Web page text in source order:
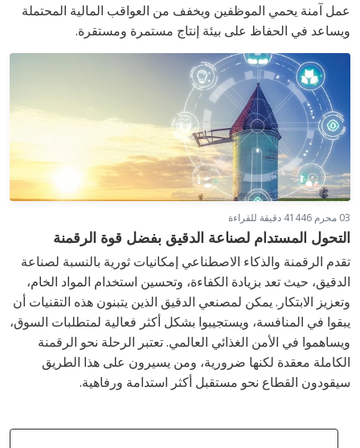
عمل آمنة يحمي الموظفين ويخفف من العواقب المالية المحتملة
ويساعد في الحفاظ على بيئة إنتاج مستمرة ومستقرة.
03 محرم 1446 4 دقيقة للقراءة
التحول المستدام لصناعة الدقيق بفضل قوة الرقمنة
تقدم الرقمنة والذكاء الاصطناعي إمكانيات ثورية بالنسبة لصناعة
الدقيق، حيث تعد بزيادة الكفاءة، وتحسين استخدام المواد الخام،
وتعزيز الابتكار. يمكن لمصنعي الدقيق الذين يتبنون هذه التقنيات أن
يبقوا في المنافسة، ويستجيبوا بشكل أكثر فعالية لمتطلبات السوق،
ويساهموا في الأمن الغذائي العالمي. تعتبر الرحلة نحو الرقمنة
الكاملة معقدة لكنها ضرورية، ومن يسيرون على هذا الطريق
سيقودون القطاع نحو مستقبل أكثر استدامة ورفاهية.